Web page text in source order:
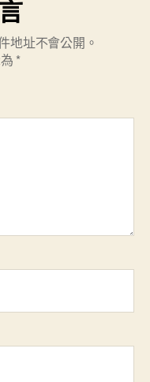
地址不會公開。
*